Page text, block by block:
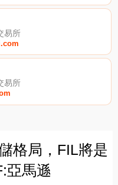
易所
易所
格局，FIL將是
亞馬遜